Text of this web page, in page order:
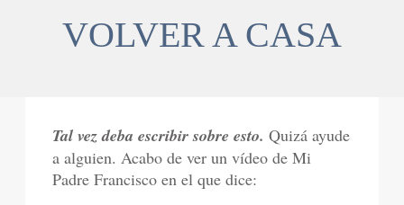
VOLVER A CASA
Tal vez deba escribir sobre esto. Quizá ayude
a alguien. Acabo de ver un vídeo de Mi
Padre Francisco en el que dice: